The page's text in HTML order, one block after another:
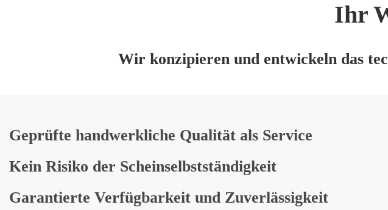
Ihr
Wir kon­zi­pie­ren und ent­wi­ckeln das
Geprüf­te hand­werk­li­che Qua­li­tät als Ser­vice
Kein Risi­ko der Schein­selbst­stän­dig­keit
Garan­tier­te Ver­füg­bar­keit und Zuver­läs­sig­keit